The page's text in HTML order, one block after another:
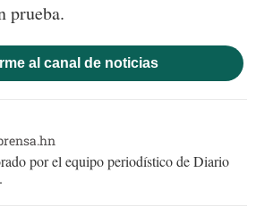
prueba.
al canal de noticias
por el equipo periodístico de Diario